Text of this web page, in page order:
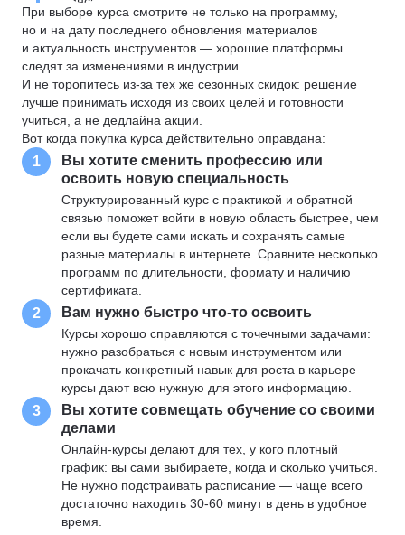
При выборе курса смотрите не только на программу,
но и на дату последнего обновления материалов
и актуальность инструментов — хорошие платформы
следят за изменениями в индустрии.
И не торопитесь из-за тех же сезонных скидок: решение
лучше принимать исходя из своих целей и готовности
учиться, а не дедлайна акции.
Вот когда покупка курса действительно оправдана:
1
Вы хотите сменить профессию или
освоить новую специальность
Структурированный курс с практикой и обратной
связью поможет войти в новую область быстрее, чем
если вы будете сами искать и сохранять самые
разные материалы в интернете. Сравните несколько
программ по длительности, формату и наличию
сертификата.
2 Вам нужно быстро что-то освоить
Курсы хорошо справляются с точечными задачами:
нужно разобраться с новым инструментом или
прокачать конкретный навык для роста в карьере —
курсы дают всю нужную для этого информацию.
3
Вы хотите совмещать обучение со своими
делами
Онлайн-курсы делают для тех, у кого плотный
график: вы сами выбираете, когда и сколько учиться.
Не нужно подстраивать расписание — чаще всего
достаточно находить 30-60 минут в день в удобное
время.